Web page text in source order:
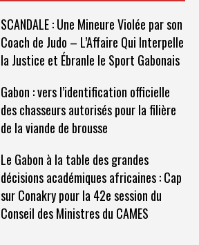
SCANDALE : Une Mineure Violée par son
Coach de Judo – L’Affaire Qui Interpelle
la Justice et Ébranle le Sport Gabonais
Gabon : vers l’identification officielle
des chasseurs autorisés pour la filière
de la viande de brousse
Le Gabon à la table des grandes
décisions académiques africaines : Cap
sur Conakry pour la 42e session du
Conseil des Ministres du CAMES